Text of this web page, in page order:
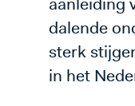
dalende
sterk
in het